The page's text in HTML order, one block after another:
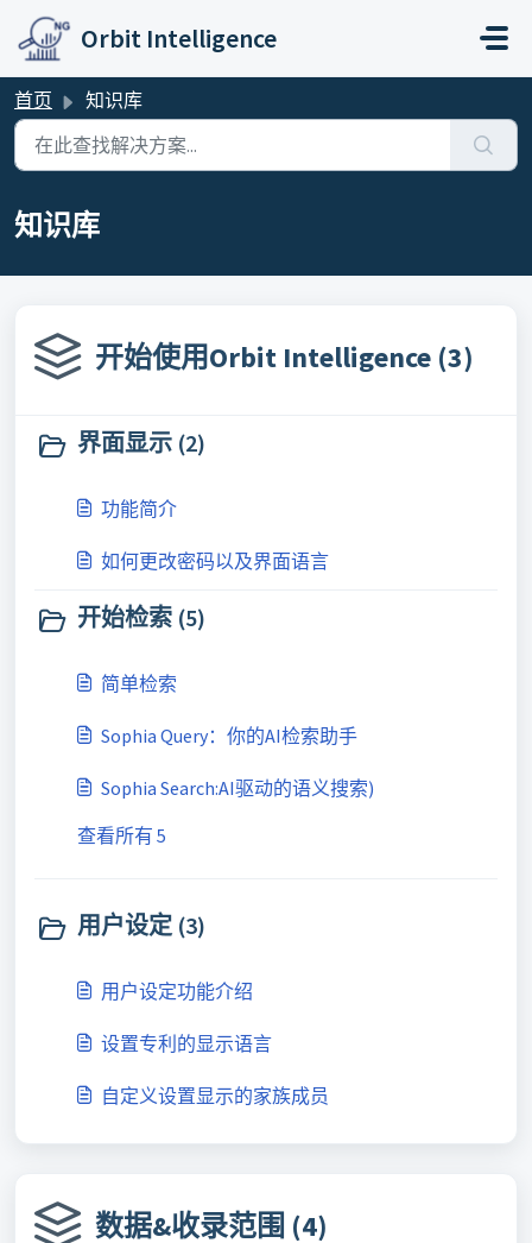
跳过至主要内容
Orbit Intelligence
首页 知识库
知识库
开始使用Orbit Intelligence (3)
界面显示 (2)
功能简介
如何更改密码以及界面语言
开始检索 (5)
简单检索
Sophia Query：你的AI检索助手
Sophia Search:AI驱动的语义搜索)
查看所有 5
用户设定 (3)
用户设定功能介绍
设置专利的显示语言
自定义设置显示的家族成员
数据&收录范围 (4)